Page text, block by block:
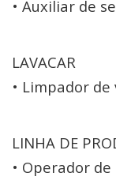
• Auxiliar de
LAVACAR
• Limpador de
LINHA DE
• Operador